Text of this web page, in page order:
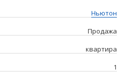
Ньютон
Продажа
квартира
1